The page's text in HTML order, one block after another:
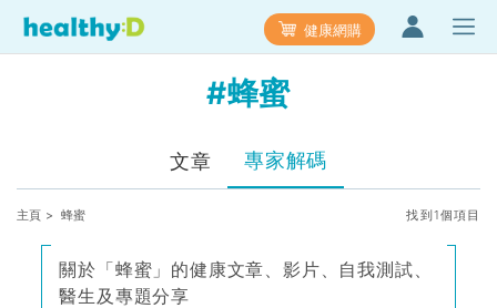
健康網購
#蜂蜜
文章 專家解碼
主頁 > 蜂蜜 找到1個項目
關於「蜂蜜」的健康文章、影片、自我測試、
醫生及專題分享